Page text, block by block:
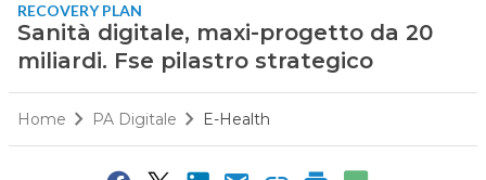
RECOVERY PLAN
Sanità digitale, maxi-progetto da 20
miliardi. Fse pilastro strategico
Home PA Digitale E-Health